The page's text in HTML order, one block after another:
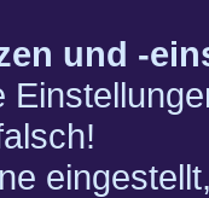
und -